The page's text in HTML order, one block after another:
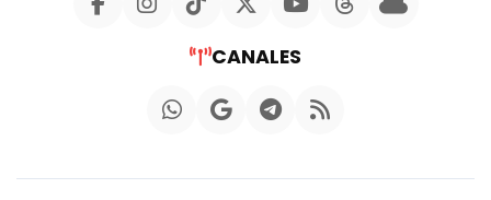
CANALES